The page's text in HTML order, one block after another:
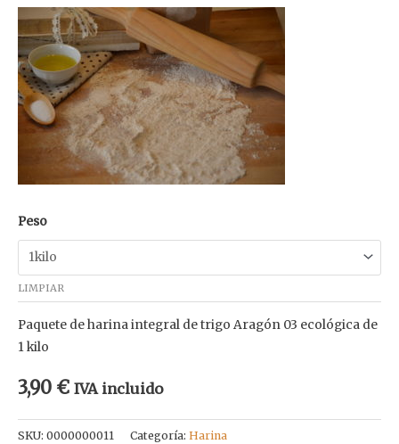
Peso
LIMPIAR
Paquete de harina integral de trigo Aragón 03 ecológica de
1 kilo
3,90 € IVA incluido
SKU: 0000000011 Categoría: Harina